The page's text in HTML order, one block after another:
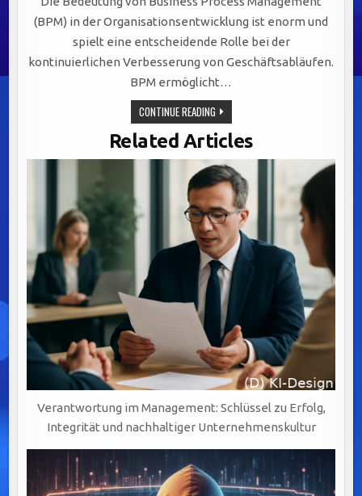
(BPM) in der Organisationsentwicklung ist enorm und
spielt eine entscheidende Rolle bei der
kontinuierlichen Verbesserung von Geschäftsabläufen.
BPM ermöglicht…
CONTINUE READINGSTRATEGISCHE
BEDEUTUNG
VON
BUSINESS
PROCESS
MANAGEMENT
FÜR
EFFIZIENZ,
AGILITÄT
UND
Related Articles
Verantwortung im Management: Schlüssel zu Erfolg,
Integrität und nachhaltiger Unternehmenskultur